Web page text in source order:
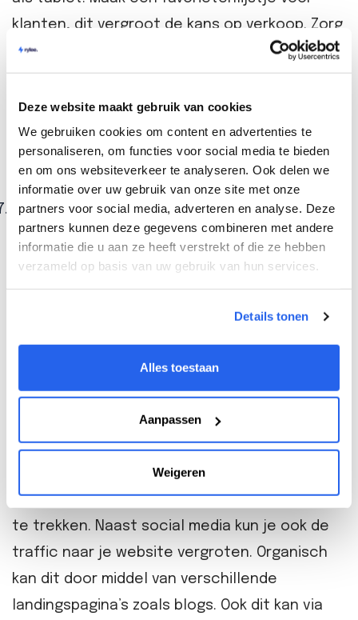
Deze website maakt gebruik van cookies
We gebruiken cookies om content en advertenties te
personaliseren, om functies voor social media te bieden
en om ons websiteverkeer te analyseren. Ook delen we
informatie over uw gebruik van onze site met onze
partners voor social media, adverteren en analyse. Deze
partners kunnen deze gegevens combineren met andere
informatie die u aan ze heeft verstrekt of die ze hebben
verzameld op basis van uw gebruik van hun services.
Details tonen
Alles toestaan
Aanpassen
Weigeren
klanten, dit vergroot de kans op verkoop. Zorg
voor goede beschrijvingen bij je product. Ook
kun je slim contactleggen met je
(toekomstige) klanten. Onze
geautomatiseerde e-mail tool is hiervoor een
uitstekend middel. Benieuwd naar hoe dit
werkt? Probeer dit kosteloos 14 dagen uit;
Zorg voor naamsbekendheid van je e-
commerce brand:de laatste stap voor de
start van je e-commerce brand is het
vergroten van je naamsbekendheid. Dit kun je
op verschillende manieren doen. Vergroot je
naamsbekendheid via social media. Platformen
als Facebook, LinkedIn en Instagram zijn
uitstekende verkoopmiddelen. Vergroot de
naamsbekendheid van je brand via de
organische manier. Hierbij plaats je regelmatig
bijdragen van je product of merk. Je kunt ook
advertenties draaien om zo meer bezoekers
te trekken. Naast social media kun je ook de
traffic naar je website vergroten. Organisch
kan dit door middel van verschillende
landingspagina’s zoals blogs. Ook dit kan via